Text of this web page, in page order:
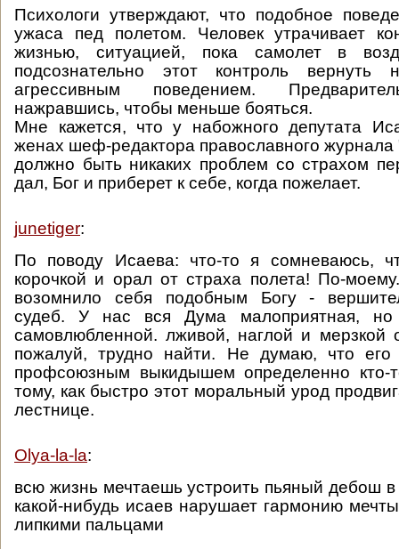
Психологи утверждают, что подобное
ужаса пед полетом. Человек утрачивает
жизнью, ситуацией, пока самолет в
подсознательно этот контроль вернуть
агрессивным поведением.
нажравшись, чтобы меньше бояться.
Мне кажется, что у набожного депутата
женах шеф-редактора православного
должно быть никаких проблем со страхом
дал, Бог и приберет к себе, когда пожелает.
junetiger:
По поводу Исаева: что-то я сомневаюсь,
корочкой и орал от страха полета! По-
возомнило себя подобным Богу -
судеб. У нас вся Дума малоприятная, но
самовлюбленной. лживой, наглой и мерзкой
пожалуй, трудно найти. Не думаю, что его
профсоюзным выкидышем определенно кто-
тому, как быстро этот моральный урод
лестнице.
Olya-la-la:
всю жизнь мечтаешь устроить пьяный дебош
какой-нибудь исаев нарушает гармонию
липкими пальцами